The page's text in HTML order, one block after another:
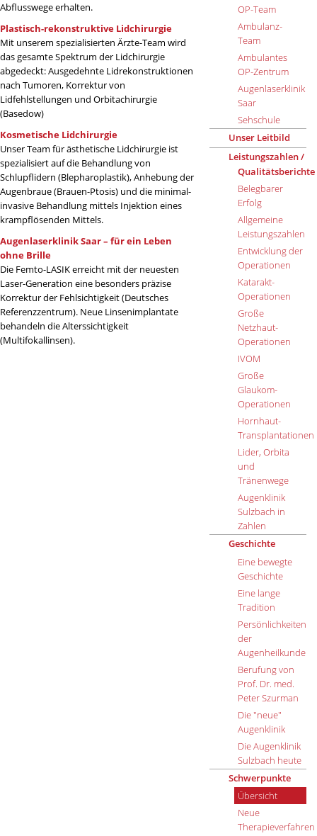
Abflusswege erhalten.
Plastisch-rekonstruktive Lidchirurgie
Mit unserem spezialisierten Ärzte-Team wird
das gesamte Spektrum der Lidchirurgie
abgedeckt: Ausgedehnte Lidrekonstruktionen
nach Tumoren, Korrektur von
Lidfehlstellungen und Orbitachirurgie
(Basedow)
Kosmetische Lidchirurgie
Unser Team für ästhetische Lidchirurgie ist
spezialisiert auf die Behandlung von
Schlupflidern (Blepharoplastik), Anhebung der
Augenbraue (Brauen-Ptosis) und die minimal-
invasive Behandlung mittels Injektion eines
krampflösenden Mittels.
Augenlaserklinik Saar – für ein Leben
ohne Brille
Die Femto-LASIK erreicht mit der neuesten
Laser-Generation eine besonders präzise
Korrektur der Fehlsichtigkeit (Deutsches
Referenzzentrum). Neue Linsenimplantate
behandeln die Alterssichtigkeit
(Multifokallinsen).
OP-Team
Ambulanz-
Team
Ambulantes
OP-Zentrum
Augenlaserklinik
Saar
Sehschule
Unser Leitbild
Leistungszahlen /
Qualitätsberichte
Belegbarer
Erfolg
Allgemeine
Leistungszahlen
Entwicklung der
Operationen
Katarakt-
Operationen
Große
Netzhaut-
Operationen
IVOM
Große
Glaukom-
Operationen
Hornhaut-
Transplantationen
Lider, Orbita
und
Tränenwege
Augenklinik
Sulzbach in
Zahlen
Geschichte
Eine bewegte
Geschichte
Eine lange
Tradition
Persönlichkeiten
der
Augenheilkunde
Berufung von
Prof. Dr. med.
Peter Szurman
Die "neue"
Augenklinik
Die Augenklinik
Sulzbach heute
Schwerpunkte
Übersicht
Neue
Therapieverfahren